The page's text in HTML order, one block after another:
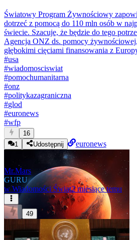
Światowy Program Żywnościowy
dotrzeć z pomocą do 110 mln osób w
świecie. Szacuje, że będzie do tego
Agencja ONZ ds. pomocy
głębokimi cięciami finansowania z
#usa
#wiadomosciswiat
#pomochumanitarna
#onz
#politykazagraniczna
#glod
#euronews
#wfp
16
1
Udostępnij euronews
Mr.Mars
GURU
w Wiadomości Świat2 miesiące temu
49